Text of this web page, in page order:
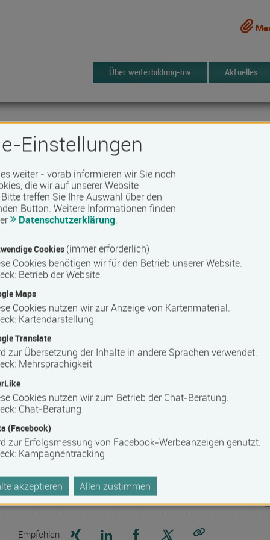
Über weiterbildung-mv Aktuelles
der Hochschule
Mecklenburg-Vorpommern
versteht sich seit jeher als regionaler
Elementarbereich sowie für die Soziale Arbeit und ist in
dass unsere Angebote zunehmend überregional
Teilnehmer/innen bei uns in Neubrandenburg begrüßen
Fortbildungen Bestätigungen gem. der
vom IfW zu erhalten.
Einrichtungen, Vereine, Organisationen oder auch
Schulungsangebot offerieren zu lassen, um eine
zu lassen. Eine äußerst effektive und preiswerte
Empfehlen Seite auf Xing teilen
Seite auf LinkedIn teilen
Seite auf Facebook teilen
Seite auf X teilen
Einstellungen
weiter - vorab informieren wir Sie noch
die wir auf unserer Website
treffen Sie Ihre Auswahl über den
Button. Weitere Informationen finden
Datenschutzerklärung.
Cookies (immer erforderlich)
Cookies benötigen wir für den Betrieb unserer Website.
: Betrieb der Website
Maps
Cookies nutzen wir zur Anzeige von Kartenmaterial.
: Kartendarstellung
Translate
zur Übersetzung der Inhalte in andere Sprachen verwendet.
: Mehrsprachigkeit
Cookies nutzen wir zum Betrieb der Chat-Beratung.
: Chat-Beratung
(Facebook)
zur Erfolgsmessung von Facebook-Werbeanzeigen genutzt.
: Kampagnentracking
akzeptieren Allen zustimmen